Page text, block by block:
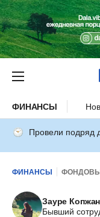
ФИНАНСЫ
Провели подряд
ФИНАНСЫ
Зауре
Бывший